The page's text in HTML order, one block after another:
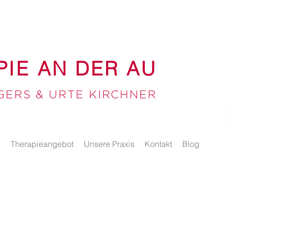
AN DER AU
& URTE KIRCHNER
Therapieangebot Unsere Praxis Kontakt Blog